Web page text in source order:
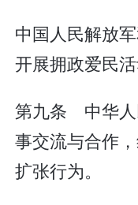
中国人民解放
开展拥政爱民
第九条 中华人
事交流与合作
扩张行为。